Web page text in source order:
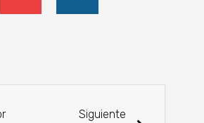
Siguiente